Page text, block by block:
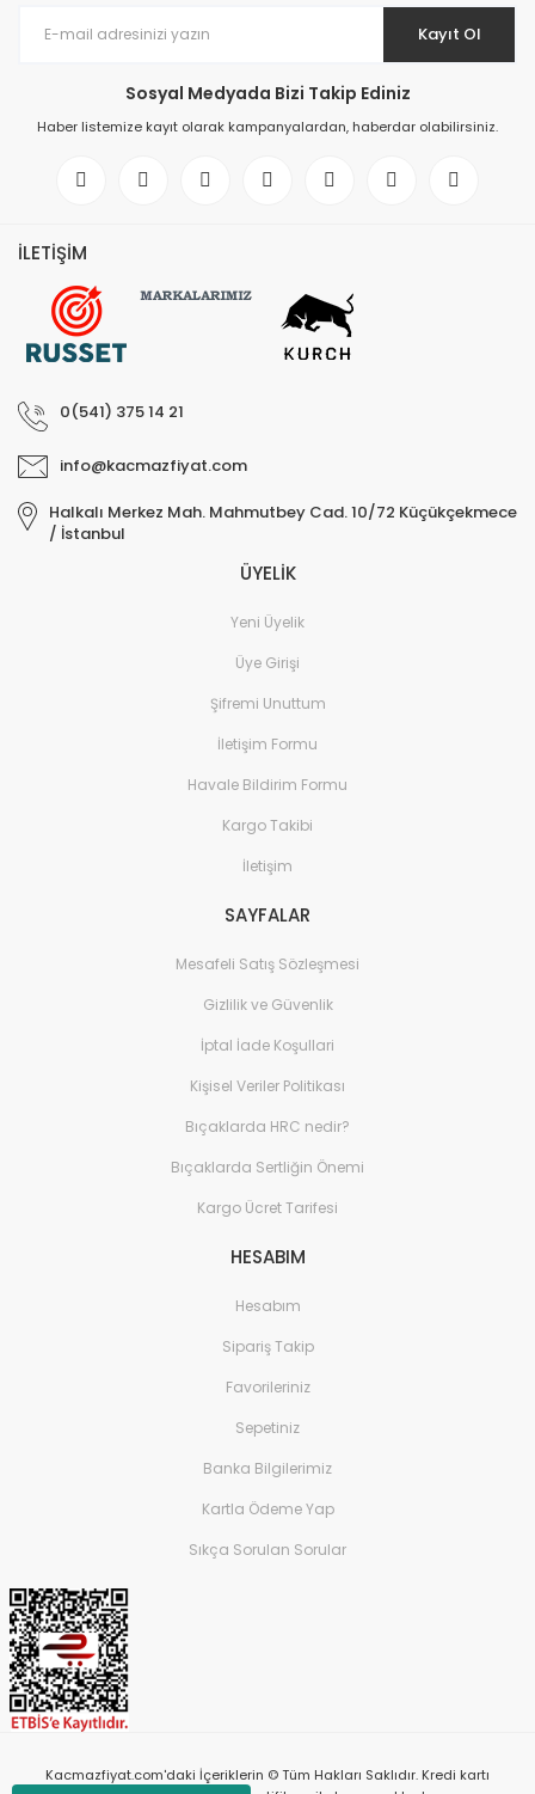
Kayıt Ol
Sosyal Medyada Bizi Takip Ediniz
Haber listemize kayıt olarak kampanyalardan, haberdar olabilirsiniz.
İLETİŞİM
0(541) 375 14 21
info@kacmazfiyat.com
Halkalı Merkez Mah. Mahmutbey Cad. 10/72 Küçükçekmece
/ İstanbul
ÜYELİK
Yeni Üyelik
Üye Girişi
Şifremi Unuttum
İletişim Formu
Havale Bildirim Formu
Kargo Takibi
İletişim
SAYFALAR
Mesafeli Satış Sözleşmesi
Gizlilik ve Güvenlik
İptal İade Koşullari
Kişisel Veriler Politikası
Bıçaklarda HRC nedir?
Bıçaklarda Sertliğin Önemi
Kargo Ücret Tarifesi
HESABIM
Hesabım
Sipariş Takip
Favorileriniz
Sepetiniz
Banka Bilgilerimiz
Kartla Ödeme Yap
Sıkça Sorulan Sorular
Kacmazfiyat.com'daki İçeriklerin © Tüm Hakları Saklıdır. Kredi kartı